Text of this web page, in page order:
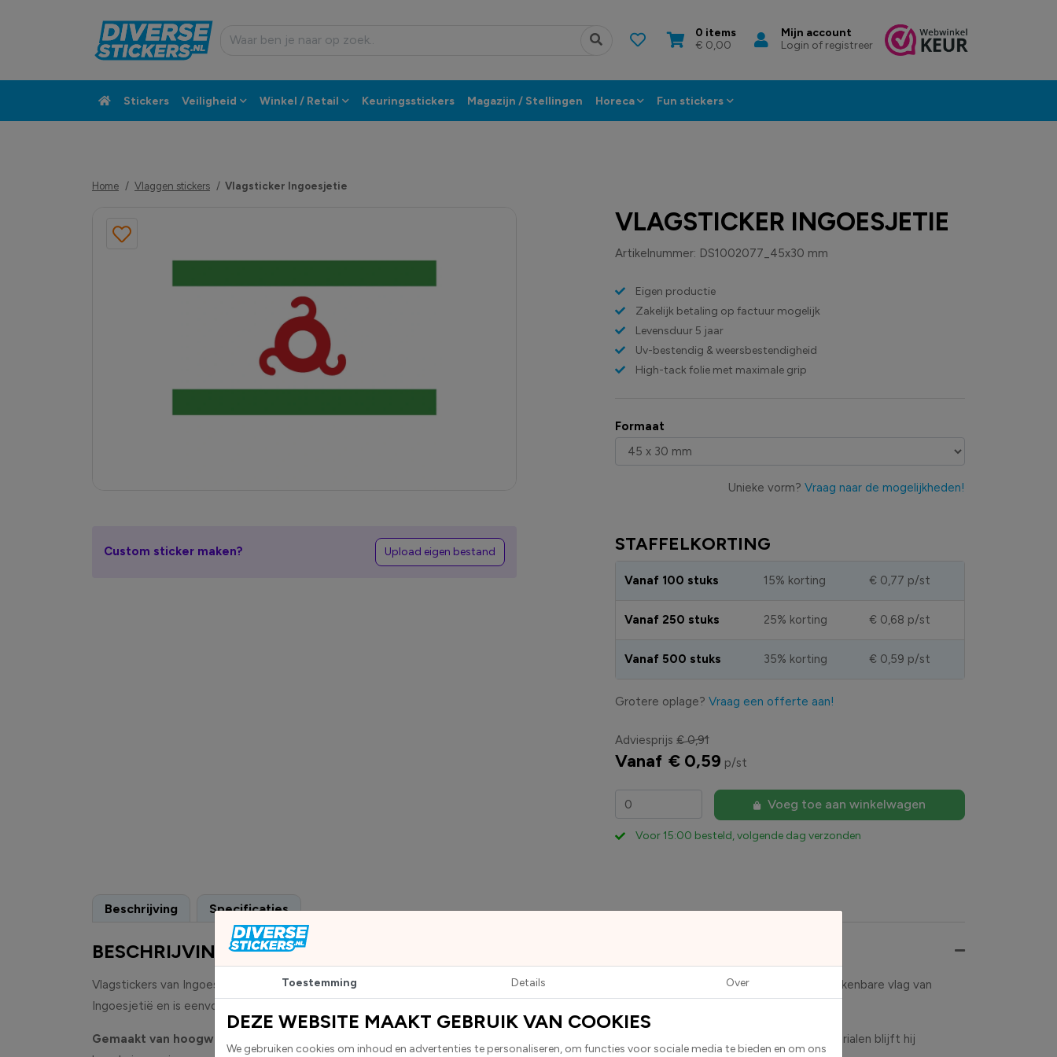
0 items
€ 0,00
Mijn account
Login of registreer
Stickers Veiligheid Winkel / Retail Keuringsstickers Magazijn / Stellingen Horeca Fun stickers
Home Vlaggen stickers Vlagsticker Ingoesjetie
VLAGSTICKER INGOESJETIE
Artikelnummer: DS1002077_45x30 mm
Eigen productie
Zakelijk betaling op factuur mogelijk
Levensduur 5 jaar
Uv-bestendig & weersbestendigheid
High-tack folie met maximale grip
Formaat
Unieke vorm? Vraag naar de mogelijkheden!
STAFFELKORTING
Vanaf 100 stuks 15% korting € 0,77 p/st
Vanaf 250 stuks 25% korting € 0,68 p/st
Vanaf 500 stuks 35% korting € 0,59 p/st
Grotere oplage? Vraag een offerte aan!
Adviesprijs € 0,91
Vanaf € 0,59 p/st
Voeg toe aan winkelwagen
Voor 15:00 besteld, volgende dag verzonden
Custom sticker maken? Upload eigen bestand
Beschrijving Specificaties
BESCHRIJVING
Vlagstickers van Ingoesjetië worden geleverd als rechthoekige stickers en zijn geschikt voor diverse toepassingen. De sticker toont de herkenbare vlag van
Ingoesjetië en is eenvoudig aan te brengen op gladde oppervlakken zoals auto’s, laptops en koffers.
Gemaakt van hoogwaardige high-tack folie, hecht deze sticker betrouwbaar op vrijwel elk oppervlak.
Dankzij de duurzame materialen blijft hij
Toestemming Details Over
DEZE WEBSITE MAAKT GEBRUIK VAN COOKIES
We gebruiken cookies om inhoud en advertenties te personaliseren, om functies voor sociale media te bieden en om ons